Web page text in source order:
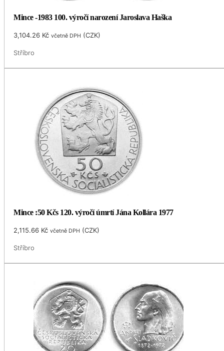
Mince -1983 100. výročí narození Jaroslava Haška
3,104.26 Kč včetně DPH (CZK)
Stříbro
Mince :50 Kčs 120. výročí úmrtí Jána Kollára 1977
2,115.66 Kč včetně DPH (CZK)
Stříbro